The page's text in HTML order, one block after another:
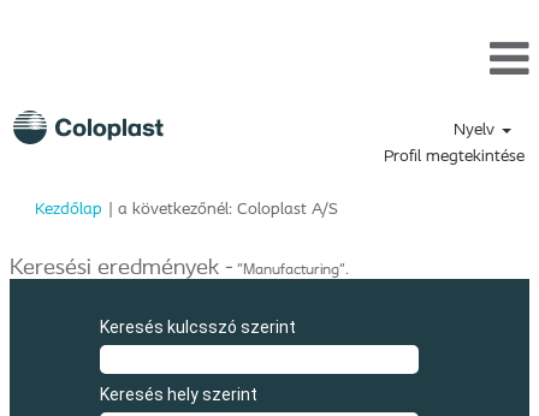
Nyelv
Profil megtekintése
Kezdőlap | a következőnél: Coloplast A/S(aktuális
Keresési eredmények - "Manufacturing".
Keresés kulcsszó szerint
Keresés hely szerint